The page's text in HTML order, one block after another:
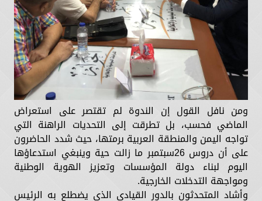
ومن نافل القول إن الندوة لم تقتصر على استعراض
الماضي فحسب، بل تطرقت إلى التحديات الراهنة التي
تواجه اليمن والمنطقة العربية برمتها، حيث شدد الحاضرون
على أن دروس 26سبتمبر ما زالت حية وينبغي استدعاؤها
اليوم لبناء دولة المؤسسات وتعزيز الهوية الوطنية
ومواجهة التدخلات الخارجية.
وأشاد المتحدثون بالدور القيادي الذي يضطلع به الرئيس